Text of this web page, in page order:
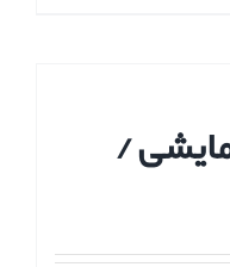
/